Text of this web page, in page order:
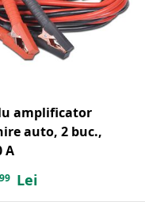
amplificator
auto, 2 buc.,
A
99 Lei